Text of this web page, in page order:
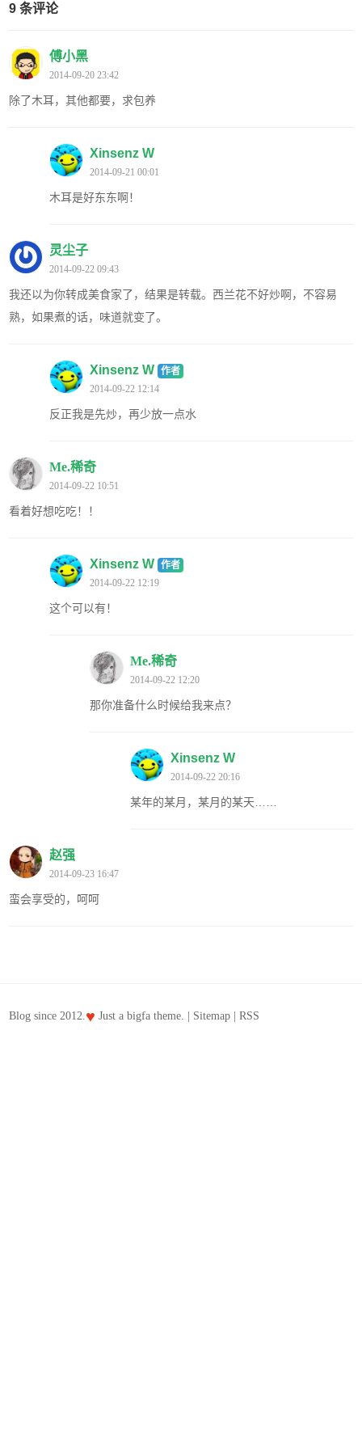
9 条评论
傅小黑
2014-09-20 23:42
除了木耳，其他都要，求包养
Xinsenz W
2014-09-21 00:01
木耳是好东东啊！
灵尘子
2014-09-22 09:43
我还以为你转成美食家了，结果是转载。西兰花不好炒啊，不容易
熟，如果煮的话，味道就变了。
Xinsenz W 作者
2014-09-22 12:14
反正我是先炒，再少放一点水
Me.稀奇
2014-09-22 10:51
看着好想吃吃！！
Xinsenz W 作者
2014-09-22 12:19
这个可以有！
Me.稀奇
2014-09-22 12:20
那你准备什么时候给我来点？
Xinsenz W
2014-09-22 20:16
某年的某月，某月的某天……
赵强
2014-09-23 16:47
蛮会享受的，呵呵
Blog since 2012. ♥ Just abigfa theme. | Sitemap |RSS